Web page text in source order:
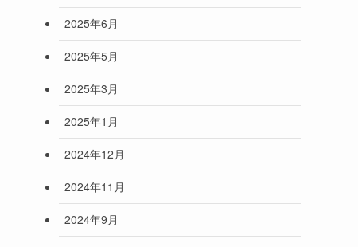
2025年6月
2025年5月
2025年3月
2025年1月
2024年12月
2024年11月
2024年9月